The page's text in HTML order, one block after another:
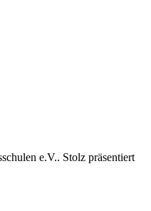
e.V.. Stolz präsentiert